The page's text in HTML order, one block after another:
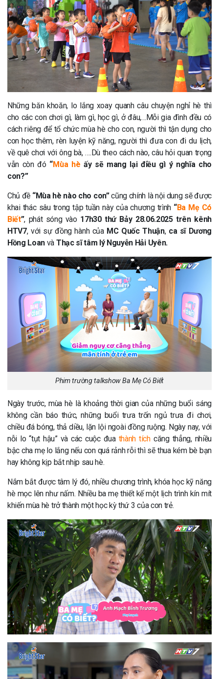
Những băn khoăn, lo lắng xoay quanh câu chuyện nghỉ hè thì
cho các con chơi gì, làm gì, học gì, ở đâu,…Mỗi gia đình đều có
cách riêng để tổ chức mùa hè cho con, người thì tận dụng cho
con học thêm, rèn luyện kỹ năng, người thì đưa con đi du lịch,
về quê chơi với ông bà, ….Dù theo cách nào, câu hỏi quan trọng
vẫn còn đó “Mùa hè ấy sẽ mang lại điều gì ý nghĩa cho
con?”
Chủ đề “Mùa hè nào cho con”cũng chính là nội dung sẽ được
khai thác sâu trong tập tuần này của chương trình “Ba Mẹ Có
Biết”, phát sóng vào 17h30 thứ Bảy 28.06.2025 trên kênh
HTV7, với sự đồng hành của MC Quốc Thuận, ca sĩ Dương
Hồng Loan và Thạc sĩ tâm lý Nguyễn Hải Uyên.
Phim trường talkshow Ba Mẹ Có Biết
Ngày trước, mùa hè là khoảng thời gian của những buổi sáng
không cần báo thức, những buổi trưa trốn ngủ trưa đi chơi,
chiều đá bóng, thả diều, lặn lội ngoài đồng ruộng. Ngày nay, với
nỗi lo “tụt hậu” và các cuộc đua thành tíchcăng thẳng, nhiều
bậc cha mẹ lo lắng nếu con quá rảnh rỗi thì sẽ thua kém bè bạn
hay không kịp bắt nhịp sau hè.
Nắm bắt được tâm lý đó, nhiều chương trình, khóa học kỹ năng
hè mọc lên như nấm. Nhiều ba mẹ thiết kế một lịch trình kín mít
khiến mùa hè trở thành một học kỳ thứ 3 của con trẻ.